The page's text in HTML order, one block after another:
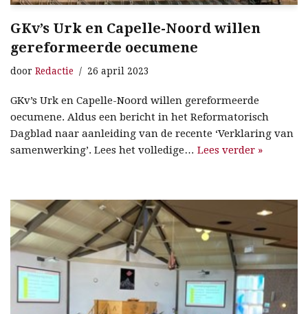
GKv’s Urk en Capelle-Noord willen
gereformeerde oecumene
door Redactie 26 april 2023
GKv’s Urk en Capelle-Noord willen gereformeerde
oecumene. Aldus een bericht in het Reformatorisch
Dagblad naar aanleiding van de recente ‘Verklaring van
samenwerking’. Lees het volledige… Lees verder »